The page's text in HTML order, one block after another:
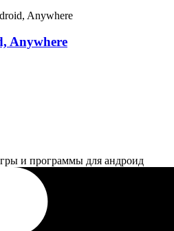
Anywhere
и программы для андроид